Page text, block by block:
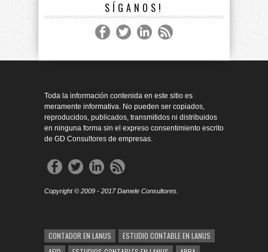
SÍGANOS!
Toda la información contenida en este sitio es
meramente informativa. No pueden ser copiados,
reproducidos, publicados, transmitidos ni distribuidos
en ninguna forma sin el expreso consentimiento escrito
de GD Consultores de empresas.
Copyright © 2009 - 2017 Damele Consultores.
CONTADOR EN LANUS
ESTUDIO CONTABLE EN LANUS